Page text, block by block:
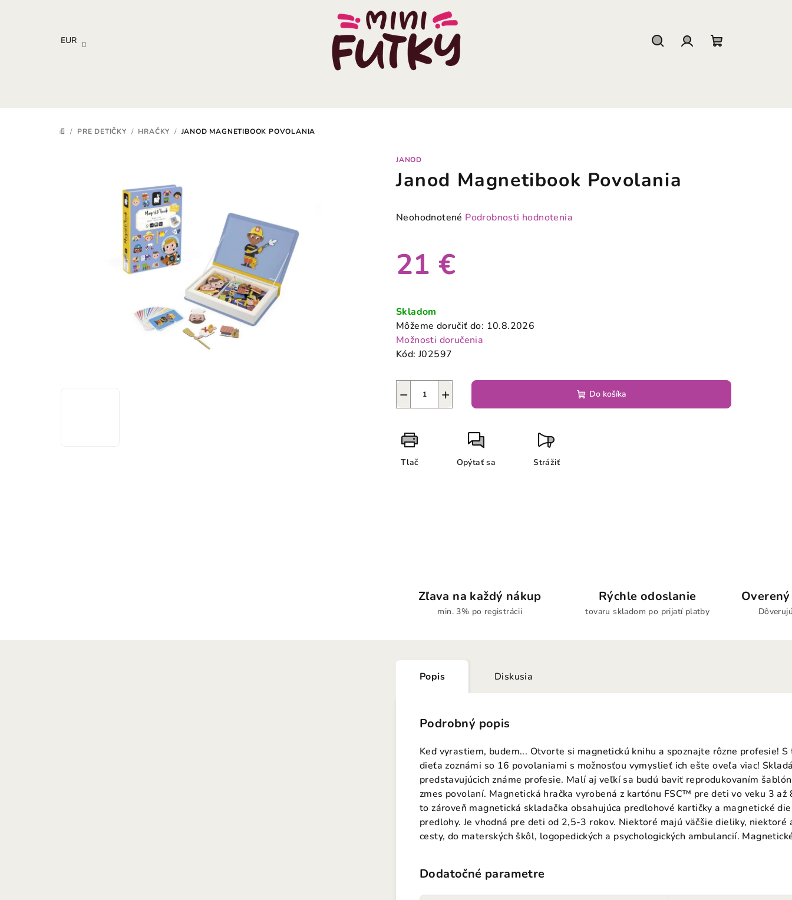
EUR
DOMOV
/ PRE DETIČKY / HRAČKY / JANOD MAGNETIBOOK POVOLANIA
JANOD
Janod Magnetibook Povolania
Priemerné
je
0,0
hviezdičiek.
Neohodnotené Podrobnosti hodnotenia
21 €
cena:
Skladom
Môžeme doručiť do: 10.8.2026
Možnosti doručenia
Kód: J02597
+
− Do košíka
Tlač Opýtať sa Strážiť
Zľava na každý nákup
min. 3% po registrácii
Rýchle odoslanie
tovaru skladom po prijatí platby
Popis Diskusia
Podrobný popis
Keď vyrastiem, budem... Otvorte si magnetickú knihu a spoznajte rôzne profesie!
dieťa zoznámi so 16 povolaniami s možnosťou vymyslieť ich ešte oveľa viac!
predstavujúcich známe profesie. Malí aj veľkí sa budú baviť reprodukovaním
zmes povolaní. Magnetická hračka vyrobená z kartónu FSC™ pre deti vo veku 3
to zároveň magnetická skladačka obsahujúca predlohové kartičky a magnetické
predlohy. Je vhodná pre deti od 2,5-3 rokov. Niektoré majú väčšie dieliky,
cesty, do materských škôl, logopedických a psychologických ambulancií.
Dodatočné parametre